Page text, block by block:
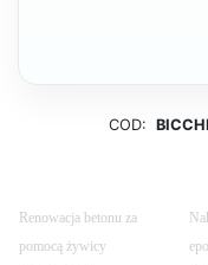
COD:
Renowacja betonu za
pomocą żywicy